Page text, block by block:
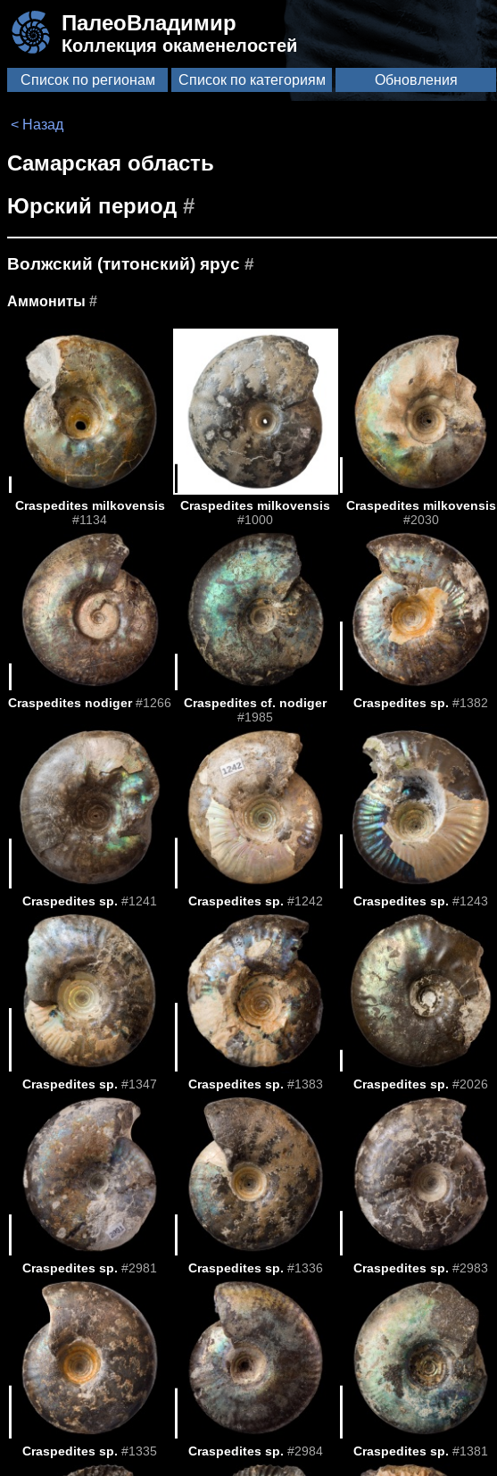
ПалеоВладимир
Коллекция окаменелостей
Список по регионам Список по категориям Обновления
< Назад
Самарская область
Юрский период #
Волжский (титонский) ярус #
Аммониты #
Craspedites milkovensis
#1134
Craspedites milkovensis
#1000
Craspedites milkovensis
#2030
Craspedites nodiger #1266
Craspedites cf. nodiger
#1985
Craspedites sp. #1382
Craspedites sp. #1241 Craspedites sp. #1242 Craspedites sp. #1243
Craspedites sp. #1347 Craspedites sp. #1383 Craspedites sp. #2026
Craspedites sp. #2981 Craspedites sp. #1336 Craspedites sp. #2983
Craspedites sp. #1335 Craspedites sp. #2984 Craspedites sp. #1381